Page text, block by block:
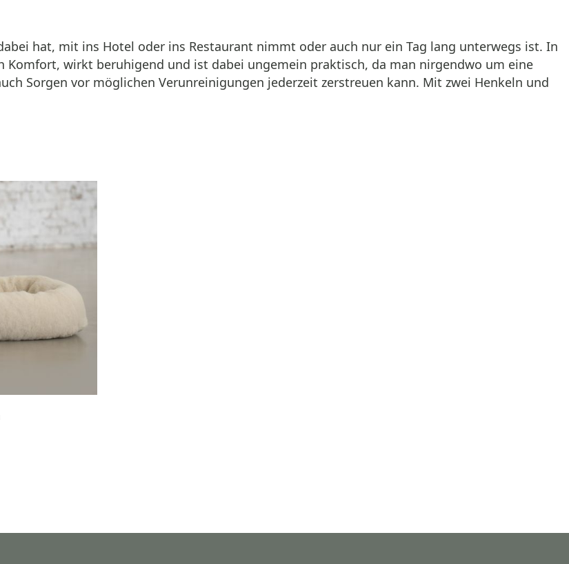
hat, mit ins Hotel oder ins Restaurant nimmt oder auch nur ein Tag lang unterwegs ist. In
Komfort, wirkt beruhigend und ist dabei ungemein praktisch, da man nirgendwo um eine
Sorgen vor möglichen Verunreinigungen jederzeit zerstreuen kann. Mit zwei Henkeln und